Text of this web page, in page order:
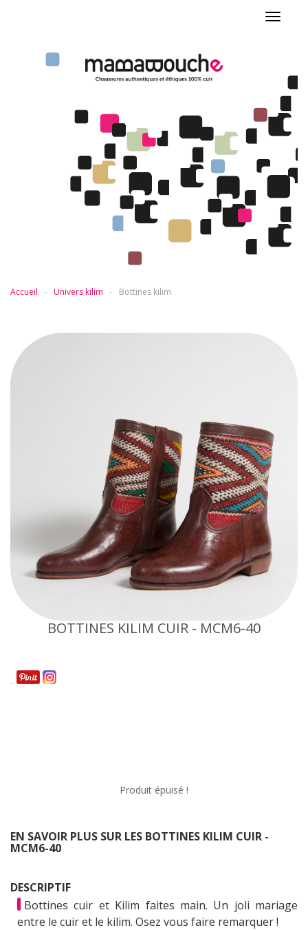
Toggle
Accueil Univers kilim Bottines kilim
BOTTINES KILIM CUIR - MCM6-40
Produit épuisé !
EN SAVOIR PLUS SUR LES BOTTINES KILIM CUIR -
MCM6-40
DESCRIPTIF
Bottines cuir et Kilim faites main. Un joli mariage
entre le cuir et le kilim. Osez vous faire remarquer !